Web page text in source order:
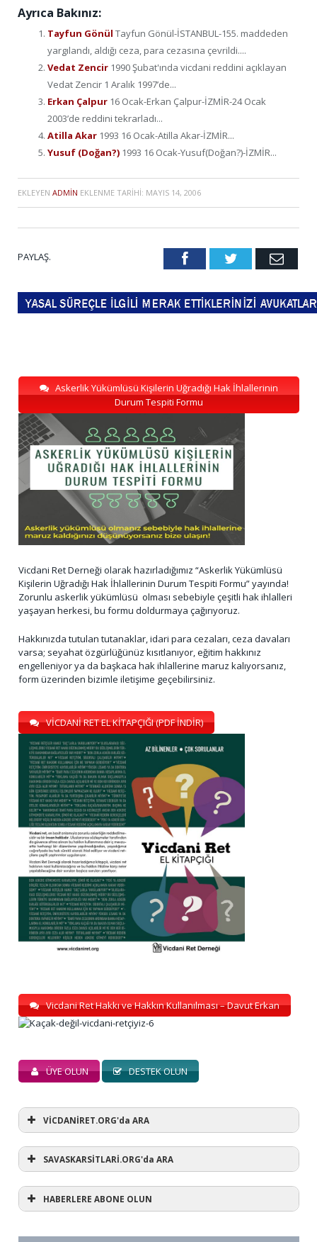
Ayrıca Bakınız:
Tayfun Gönül Tayfun Gönül-İSTANBUL-155. maddeden
yargılandı, aldığı ceza, para cezasına çevrildi....
Vedat Zencir 1990 Şubat'ında vicdani reddini açıklayan
Vedat Zencir 1 Aralık 1997’de...
Erkan Çalpur 16 Ocak-Erkan Çalpur-İZMİR-24 Ocak
2003’de reddini tekrarladı...
Atilla Akar 1993 16 Ocak-Atilla Akar-İZMİR...
Yusuf (Doğan?) 1993 16 Ocak-Yusuf(Doğan?)-İZMİR...
EKLEYEN ADMIN EKLENME TARIHI: MAYIS 14, 2006
PAYLAŞ. FacebookTwitter Email
Askerlik Yükümlüsü Kişilerin Uğradığı Hak İhlallerinin
Durum Tespiti Formu
Vicdani Ret Derneği olarak hazırladığımız “Askerlik Yükümlüsü
Kişilerin Uğradığı Hak İhlallerinin Durum Tespiti Formu” yayında!
Zorunlu askerlik yükümlüsü olması sebebiyle çeşitli hak ihlalleri
yaşayan herkesi, bu formu doldurmaya çağırıyoruz.
Hakkınızda tutulan tutanaklar, idari para cezaları, ceza davaları
varsa; seyahat özgürlüğünüz kısıtlanıyor, eğitim hakkınız
engelleniyor ya da başkaca hak ihlallerine maruz kalıyorsanız,
form üzerinden bizimle iletişime geçebilirsiniz.
VİCDANİ RET EL KİTAPÇIĞI (PDF İNDİR)
Vicdani Ret Hakkı ve Hakkın Kullanılması – Davut Erkan
ÜYE OLUN DESTEK OLUN
VİCDANİRET.ORG'da ARA
SAVASKARSİTLARİ.ORG'da ARA
HABERLERE ABONE OLUN